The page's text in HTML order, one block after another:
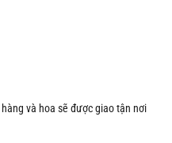
và hoa sẽ được giao tận nơi